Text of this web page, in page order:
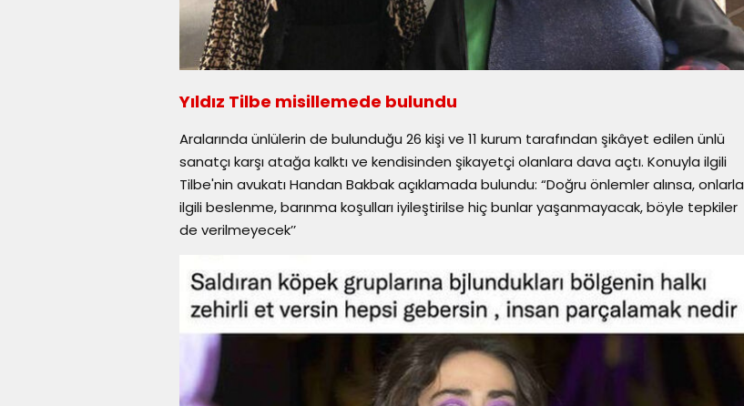
Yıldız Tilbe misillemede bulundu
Aralarında ünlülerin de bulunduğu 26 kişi ve 11 kurum tarafından şikâyet edilen ünlü
sanatçı karşı atağa kalktı ve kendisinden şikayetçi olanlara dava açtı. Konuyla ilgili
Tilbe'nin avukatı Handan Bakbak açıklamada bulundu: “Doğru önlemler alınsa, onlarla
ilgili beslenme, barınma koşulları iyileştirilse hiç bunlar yaşanmayacak, böyle tepkiler
de verilmeyecek’’